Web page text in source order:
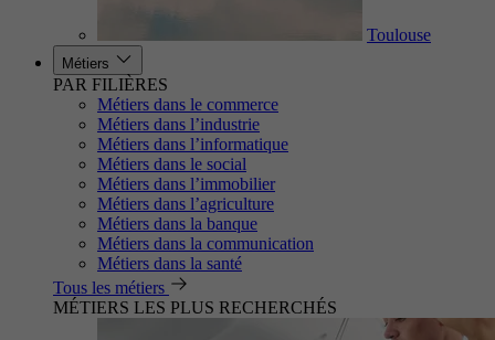
Toulouse
Métiers
PAR FILIÈRES
Métiers dans le commerce
Métiers dans l’industrie
Métiers dans l’informatique
Métiers dans le social
Métiers dans l’immobilier
Métiers dans l’agriculture
Métiers dans la banque
Métiers dans la communication
Métiers dans la santé
Tous les métiers
MÉTIERS LES PLUS RECHERCHÉS